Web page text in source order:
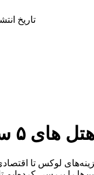
تاریخ
و ارزان
لوکس تا